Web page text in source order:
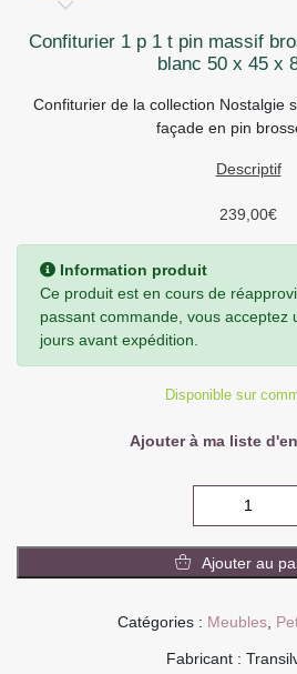
confiturier 1 p 1 t pin massif brosse structure en mdf
blanc 50 x 45 x
Confiturier de la collection Nostalgie
façade en pin
Descriptif
239,00€
Information produit
Ce produit est en cours de
passant commande, vous acceptez
jours avant expédition.
Disponible sur
Ajouter à ma liste
PIN
Ajouter au
Catégories : Meubles
Fabricant :